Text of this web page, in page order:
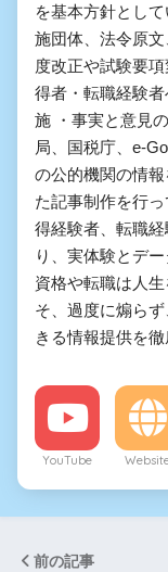
を基本方針とし
施団体、法令原
度改正や試験要
得者・転職経験
施 ・事実と意見
局、国税庁、e-
の公的機関の情
た記事制作を行
得経験者、転職
り、実体験とデ
資格や転職は人
そ、過度に煽ら
きる情報提供を徹
YouTube
前の記事